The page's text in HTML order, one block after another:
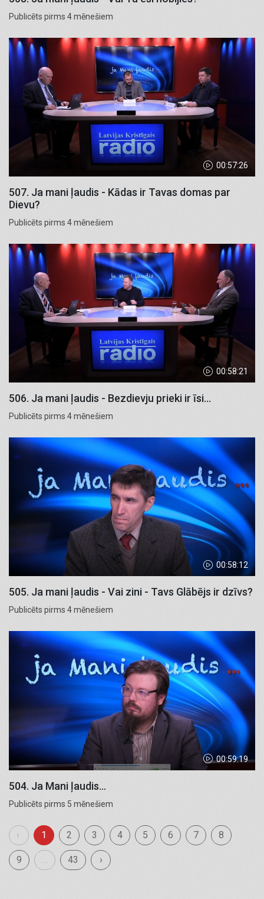
Publicēts pirms 4 mēnešiem
00:57:26
507. Ja mani ļaudis - Kādas ir Tavas domas par
Dievu?
Publicēts pirms 4 mēnešiem
00:58:21
506. Ja mani ļaudis - Bezdievju prieki ir īsi...
Publicēts pirms 4 mēnešiem
00:58:12
505. Ja mani ļaudis - Vai zini - Tavs Glābējs ir dzīvs?
Publicēts pirms 4 mēnešiem
00:59:19
504. Ja Mani ļaudis...
Publicēts pirms 5 mēnešiem
‹ 1 2 3 4 5 6 7 8
9 43 ›